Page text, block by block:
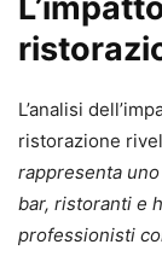
L’analisi
ristorazione
rappresenta
bar, ristoranti e
professionisti